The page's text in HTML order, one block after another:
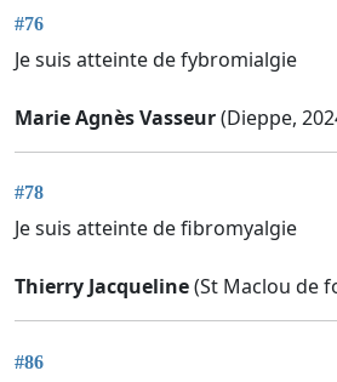
#76
Je suis atteinte de fybromialgie
Marie Agnès Vasseur(Dieppe,
#78
Je suis atteinte de fibromyalgie
Thierry Jacqueline(St Maclou de
#86